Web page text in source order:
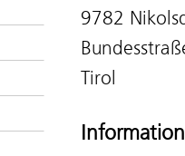
9782
Tirol